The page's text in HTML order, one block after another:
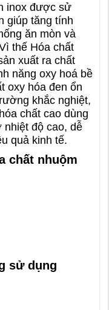
inox được sử
giúp tăng tính
ăn mòn và
thế Hóa chất
xuất ra chất
năng oxy hoá bề
oxy hóa đen ổn
khắc nghiệt,
chất cao dùng
nhiệt độ cao, dễ
quả kinh tế.
chất nhuộm
sử dụng